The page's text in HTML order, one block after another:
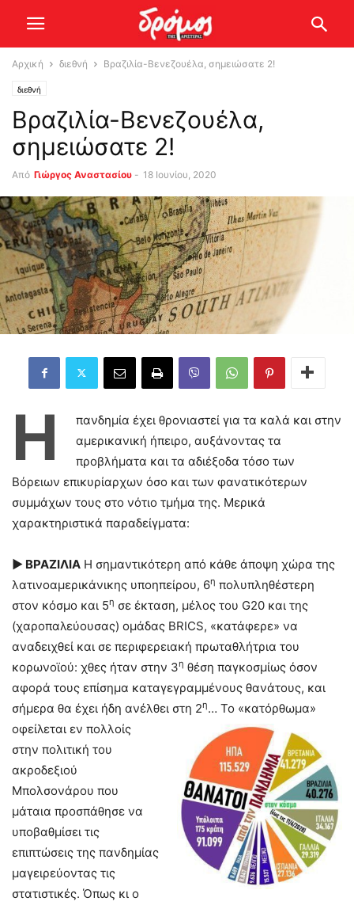
Αρχική διεθνή Βραζιλία-Βενεζουέλα, σημειώσατε 2!
διεθνή
Βραζιλία-Βενεζουέλα,
σημειώσατε 2!
Από Γιώργος Αναστασίου - 18 Ιουνίου, 2020
Η
πανδημία έχει θρονιαστεί για τα καλά και στην
αμερικανική ήπειρο, αυξάνοντας τα
προβλήματα και τα αδιέξοδα τόσο των
Βόρειων επικυρίαρχων όσο και των φανατικότερων
συμμάχων τους στο νότιο τμήμα της. Μερικά
χαρακτηριστικά παραδείγματα:
► ΒΡΑΖΙΛΙΑ Η σημαντικότερη από κάθε άποψη χώρα της
λατινοαμερικάνικης υποηπείρου, 6η πολυπληθέστερη
στον κόσμο και 5η σε έκταση, μέλος του G20 και της
(χαροπαλεύουσας) ομάδας BRICS, «κατάφερε» να
αναδειχθεί και σε περιφερειακή πρωταθλήτρια του
κορωνοϊού: χθες ήταν στην 3η θέση παγκοσμίως όσον
αφορά τους επίσημα καταγεγραμμένους θανάτους, και
σήμερα θα έχει ήδη ανέλθει στη 2η… Το «κατόρθωμα»
οφείλεται εν πολλοίς
στην πολιτική του
ακροδεξιού
Μπολσονάρου που
μάταια προσπάθησε να
υποβαθμίσει τις
επιπτώσεις της πανδημίας
μαγειρεύοντας τις
στατιστικές. Όπως κι ο